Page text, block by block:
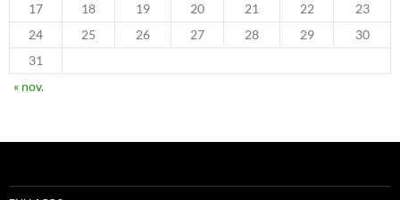
17
18 19 20 21 22
23
24
25 26 27 28 29
30
31
« nov.